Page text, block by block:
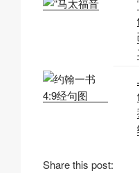
Share this post: